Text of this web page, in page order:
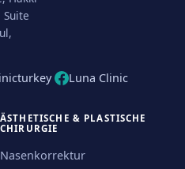
Suite
Luna Clinic
ÄSTHETISCHE & PLASTISCHE
CHIRURGIE
Nasenkorrektur